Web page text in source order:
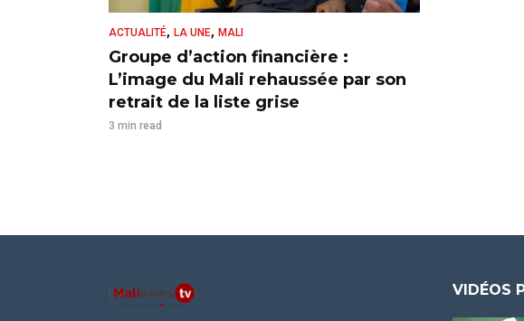
ACTUALITÉ, LA UNE, MALI
Groupe d’action financière :
L’image du Mali rehaussée par son
retrait de la liste grise
3 min read
VIDÉOS